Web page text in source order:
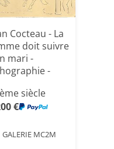
Cocteau - La
doit suivre
mari -
-
siècle
€
GALERIE MC2M